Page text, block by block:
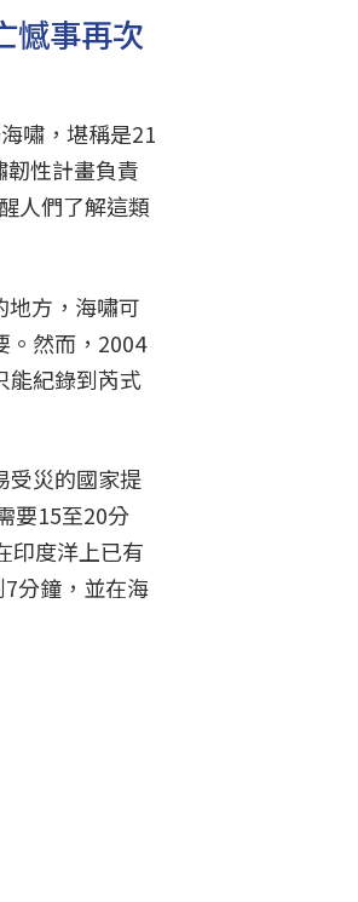
憾事再次
嘯，堪稱是21
韌性計畫負責
人們了解這類
地方，海嘯可
。然而，2004
能紀錄到芮式
受災的國家提
要15至20分
印度洋上已有
分鐘，並在海